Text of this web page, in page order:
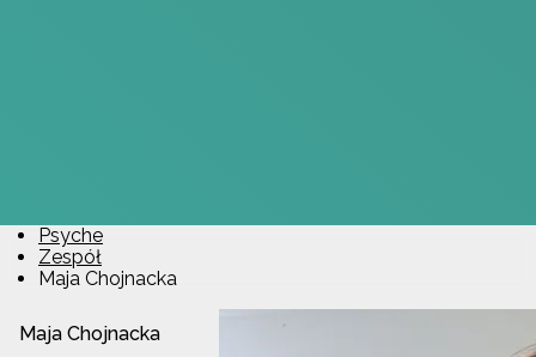
Psyche
Zespół
Maja Chojnacka
Maja Chojnacka